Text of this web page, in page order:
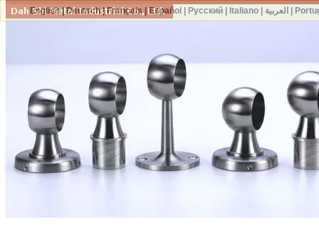
English|Deutsch|Français|Español Русский| Italiano| العربية